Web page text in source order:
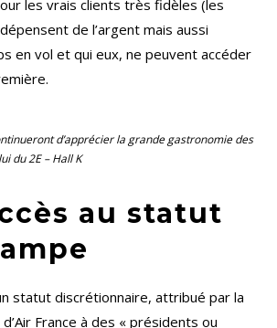
les vrais clients très fidèles (les
de l’argent mais aussi
en vol et qui eux, ne peuvent accéder
d’apprécier la grande gastronomie des
du 2E – Hall K
au statut
statut discrétionnaire, attribué par la
France à des « présidents ou